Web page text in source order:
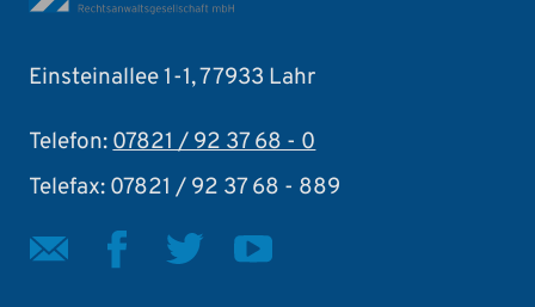
Einsteinallee 1-1, 77933 Lahr
Telefon:07821 / 92 37 68 - 0
Telefax: 07821 / 92 37 68 - 889